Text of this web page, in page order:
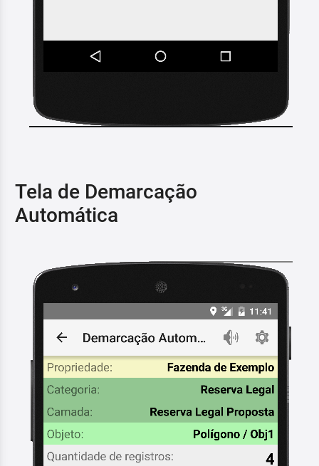
Tela de Demarcação
Automática